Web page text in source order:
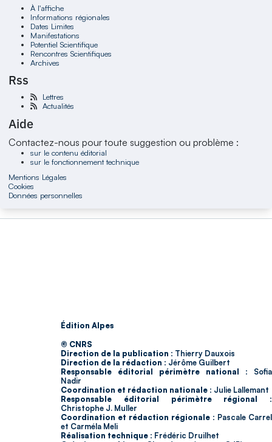
À l'affiche
Informations régionales
Dates Limites
Manifestations
Potentiel Scientifique
Rencontres Scientifiques
Archives
Rss
Lettres
Actualités
Aide
Contactez-nous pour toute suggestion ou problème :
sur le contenu éditorial
sur le fonctionnement technique
Mentions Légales
Cookies
Données personnelles
Édition Alpes
© CNRS
Direction de la publication : Thierry Dauxois
Direction de la rédaction : Jérôme Guilbert
Responsable éditorial périmètre national : Sofia
Nadir
Coordination et rédaction nationale : Julie Lallemant
Responsable éditorial périmètre régional :
Christophe J. Muller
Coordination et rédaction régionale : Pascale Carrel
et Carméla Meli
Réalisation technique : Frédéric Druilhet